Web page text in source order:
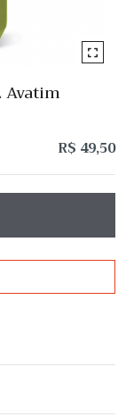
R$ 49,50